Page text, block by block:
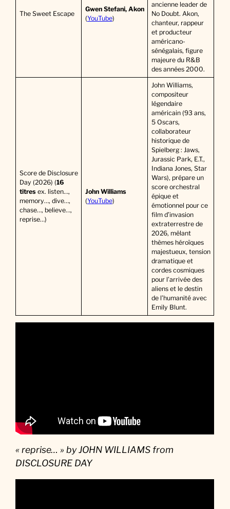
The Sweet Escape
Gwen Stefani, Akon
(YouTube)
ancienne leader de
No Doubt. Akon,
chanteur, rappeur
et producteur
américano-
sénégalais, figure
majeure du R&B
des années 2000.
Score de Disclosure
Day (2026) (16
titresex. listen…,
memory…, dive…,
chase…, believe…,
reprise…)
John Williams
(YouTube)
John Williams,
compositeur
légendaire
américain (93 ans,
5 Oscars,
collaborateur
historique de
Spielberg : Jaws,
Jurassic Park, E.T.,
Indiana Jones, Star
Wars), prépare un
score orchestral
épique et
émotionnel pour ce
film d’invasion
extraterrestre de
2026, mêlant
thèmes héroïques
majestueux, tension
dramatique et
cordes cosmiques
pour l’arrivée des
aliens et le destin
de l’humanité avec
Emily Blunt.
« reprise… » by JOHN WILLIAMS from
DISCLOSURE DAY